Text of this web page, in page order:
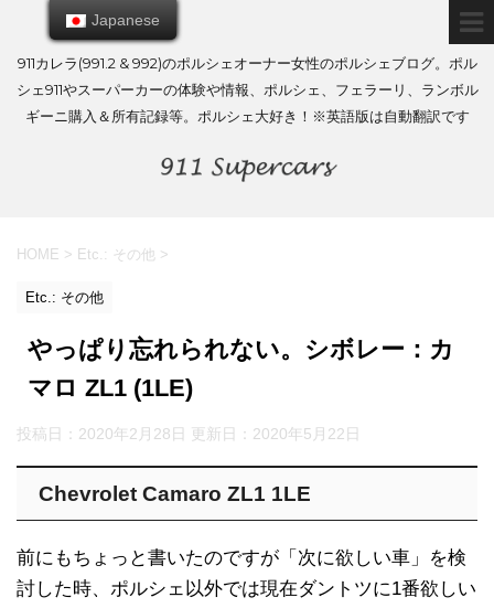
911カレラ(991.2 & 992)のポルシェオーナー女性のポルシェブログ。ポル
シェ911やスーパーカーの体験や情報、ポルシェ、フェラーリ、ランボル
ギーニ購入＆所有記録等。ポルシェ大好き！※英語版は自動翻訳です
HOME > Etc.: その他 >
Etc.: その他
やっぱり忘れられない。シボレー：カ
マロ ZL1 (1LE)
投稿日：2020年2月28日 更新日： 2020年5月22日
Chevrolet Camaro ZL1 1LE
前にもちょっと書いたのですが「次に欲しい車」を検
討した時、ポルシェ以外では現在ダントツに1番欲しい
Japanese
Japanese